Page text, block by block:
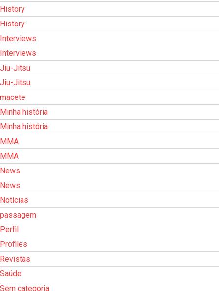
History
History
Interviews
Interviews
Jiu-Jitsu
Jiu-Jitsu
macete
Minha história
Minha história
MMA
MMA
News
News
Notícias
passagem
Perfil
Profiles
Revistas
Saúde
Sem categoria